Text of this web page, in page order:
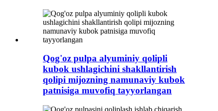
Qog'oz pulpa alyuminiy qolipli
kubok ushlagichini shakllantirish
qolipi mijozning namunaviy kubok
patnisiga muvofiq tayyorlangan